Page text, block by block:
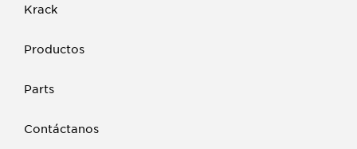
Krack
Productos
Parts
Contáctanos